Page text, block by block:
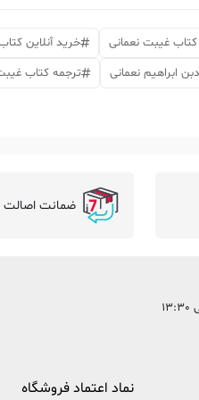
کتاب غیبت نعمانی
خرید آنلاین
ابراهیم نعمانی
ترجمه کتاب
ضمانت اصالت
نماد اعتماد فروشگاه